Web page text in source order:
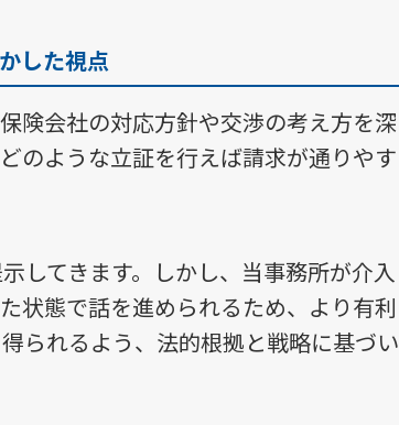
した視点
険会社の対応方針や交渉の考え方を深
のような立証を行えば請求が通りやす
してきます。しかし、当事務所が介入
状態で話を進められるため、より有利
られるよう、法的根拠と戦略に基づい